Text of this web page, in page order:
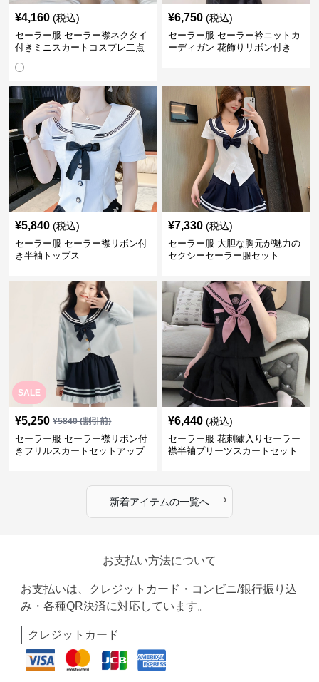
¥4,160 (税込)
セーラー服 セーラー襟ネクタイ
付きミニスカートコスプレ二点
¥6,750 (税込)
セーラー服 セーラー衿ニットカ
ーディガン 花飾りリボン付き
¥5,840 (税込)
セーラー服 セーラー襟リボン付
き半袖トップス
¥7,330 (税込)
セーラー服 大胆な胸元が魅力の
セクシーセーラー服セット
SALE
¥5,250 ¥5840(割引前)
セーラー服 セーラー襟リボン付
きフリルスカートセットアップ
¥6,440 (税込)
セーラー服 花刺繍入りセーラー
襟半袖プリーツスカートセット
新着アイテムの一覧へ ›
お支払い方法について
お支払いは、クレジットカード・コンビニ/銀行振り込
み・各種QR決済に対応しています。
クレジットカード